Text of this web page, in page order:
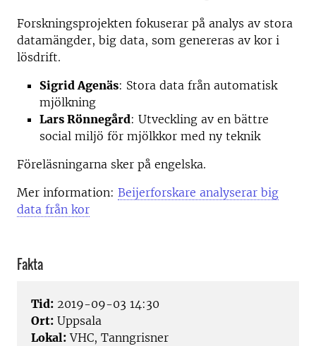
Forskningsprojekten fokuserar på analys av stora
datamängder, big data, som genereras av kor i
lösdrift.
Sigrid Agenäs: Stora data från automatisk
mjölkning
Lars Rönnegård: Utveckling av en bättre
social miljö för mjölkkor med ny teknik
Föreläsningarna sker på engelska.
Mer information: Beijerforskare analyserar big
data från kor
Fakta
Tid: 2019-09-03 14:30
Ort: Uppsala
Lokal: VHC, Tanngrisner